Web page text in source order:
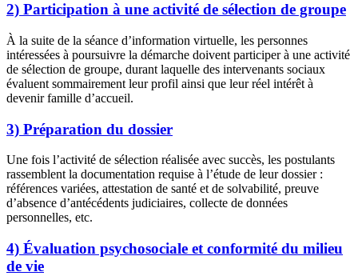
2) Participation à une activité de sélection de groupe
À la suite de la séance d’information virtuelle, les personnes
intéressées à poursuivre la démarche doivent participer à une activité
de sélection de groupe, durant laquelle des intervenants sociaux
évaluent sommairement leur profil ainsi que leur réel intérêt à
devenir famille d’accueil.
3) Préparation du dossier
Une fois l’activité de sélection réalisée avec succès, les postulants
rassemblent la documentation requise à l’étude de leur dossier :
références variées, attestation de santé et de solvabilité, preuve
d’absence d’antécédents judiciaires, collecte de données
personnelles, etc.
4) Évaluation psychosociale et conformité du milieu
de vie